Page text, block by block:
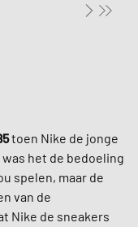
toen Nike de jonge
het de bedoeling
spelen, maar de
van de
Nike de sneakers